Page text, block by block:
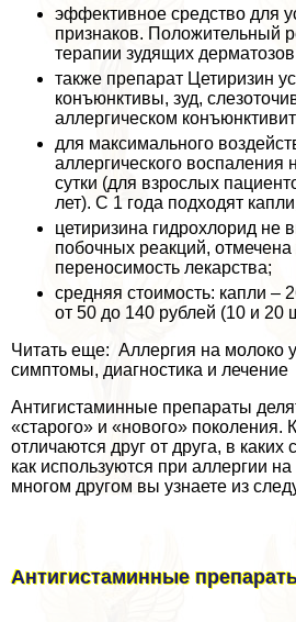
эффективное средство для
признаков. Положительный
терапии зудящих
также препарат Цетиризин
конъюнктивы, зуд,
аллергическом
для максимального
аллергического воспаления
сутки (для взрослых
лет). С 1 года подходят
цетиризина гидрохлорид не
побочных реакций,
переносимость лекарства;
средняя стоимость: капли –
от 50 до 140 рублей (10 и 20
Читать еще: Аллергия на молоко
симптомы, диагностика и лечение
Антигистаминные препараты
«старого» и «нового» поколения.
отличаются друг от друга, в каких
как используются при аллергии
многом другом вы узнаете из
Антигистаминные